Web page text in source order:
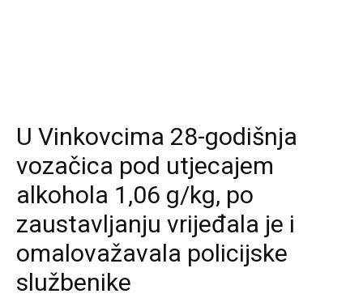
U Vinkovcima 28-godišnja
vozačica pod utjecajem
alkohola 1,06 g/kg, po
zaustavljanju vrijeđala je i
omalovažavala policijske
službenike